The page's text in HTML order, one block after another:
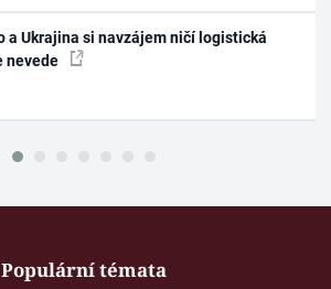
a Ukrajina si navzájem ničí logistická
nevede
Populární témata